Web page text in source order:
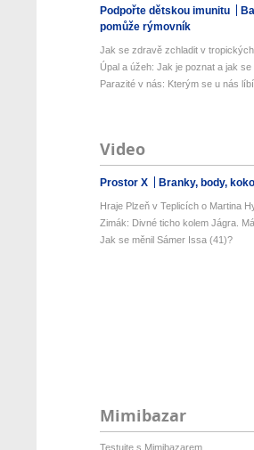
Podpořte dětskou imunitu
pomůže rýmovník
Jak se zdravě zchladit v
Úpal a úžeh: Jak je poznat a jak
Parazité v nás: Kterým se u nás
Video
Prostor X Branky, body,
Hraje Plzeň v Teplicích o Martina
Zimák: Divné ticho kolem Jágra.
Jak se měnil Sámer Issa (41)?
Mimibazar
Testujte s Mimibazarem